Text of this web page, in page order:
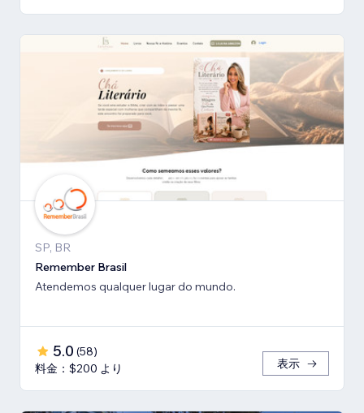
SP, BR
Remember Brasil
Atendemos qualquer lugar do mundo.
5.0 (58)
料金：$200 より
表示